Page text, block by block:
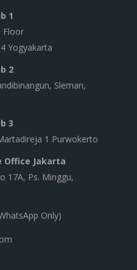
1
Floor
Yogyakarta
2
Sleman,
3
1 Purwokerto
Office Jakarta
17A, Ps. Minggu,
Only)